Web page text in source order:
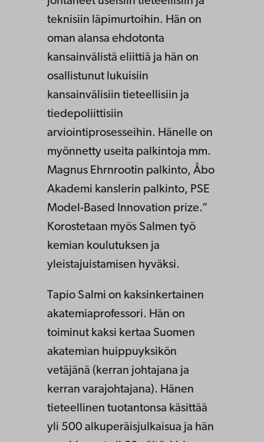
teknisiin läpimurtoihin. Hän on
oman alansa ehdotonta
kansainvälistä eliittiä ja hän on
osallistunut lukuisiin
kansainvälisiin tieteellisiin ja
tiedepoliittisiin
arviointiprosesseihin. Hänelle on
myönnetty useita palkintoja mm.
Magnus Ehrnrootin palkinto, Åbo
Akademi kanslerin palkinto, PSE
Model-Based Innovation prize.”
Korostetaan myös Salmen työ
kemian koulutuksen ja
yleistajuistamisen hyväksi.
Tapio Salmi on kaksinkertainen
akatemiaprofessori. Hän on
toiminut kaksi kertaa Suomen
akatemian huippuyksikön
vetäjänä (kerran johtajana ja
kerran varajohtajana). Hänen
tieteellinen tuotantonsa käsittää
yli 500 alkuperäisjulkaisua ja hän